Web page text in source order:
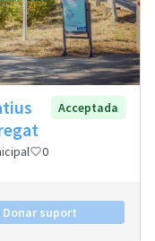
Acceptada
0
Donar suport